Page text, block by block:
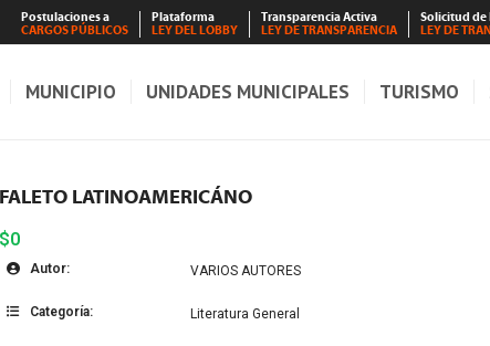
Postulaciones a
CARGOS PÚBLICOS
Plataforma
LEY DEL LOBBY
Transparencia Activa
LEY DE TRANSPARENCIA
Solicitud
LEY DE
MUNICIPIO UNIDADES MUNICIPALES TURISMO
FALETO LATINOAMERICÁNO
$0
Autor: VARIOS AUTORES
Categoría: Literatura General